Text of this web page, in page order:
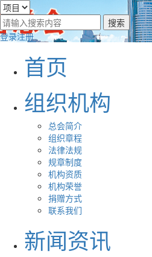
登录注册
首页
组织机构
总会简介
组织章程
法律法规
规章制度
机构资质
机构荣誉
捐赠方式
联系我们
新闻资讯